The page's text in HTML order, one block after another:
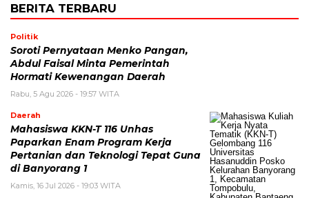
BERITA TERBARU
Politik
Soroti Pernyataan Menko Pangan,
Abdul Faisal Minta Pemerintah
Hormati Kewenangan Daerah
Rabu, 5 Agu 2026 - 19:57 WITA
Daerah
Mahasiswa KKN-T 116 Unhas
Paparkan Enam Program Kerja
Pertanian dan Teknologi Tepat Guna
di Banyorang 1
Kamis, 16 Jul 2026 - 19:03 WITA